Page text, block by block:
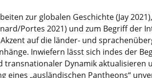
zur globalen Geschichte (Jay
Portes 2021) und zum Begriff der
auf die länder- und
Inwiefern lässt sich indes der
transnationaler Dynamik aktualisieren
eines „ausländischen Pantheons“